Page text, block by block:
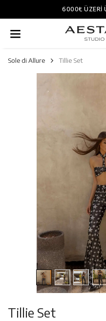
6000₺ ÜZERI
Sole di Allure Tillie Set
Tillie Set